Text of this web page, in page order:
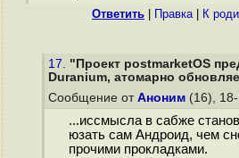
Ответить Правка| К
17. "Проект postmarketOS
Duranium, атомарно
Сообщение от Аноним (16),
...иссмысла в сабже
юзать сам Андроид, чем
прочими прокладками.